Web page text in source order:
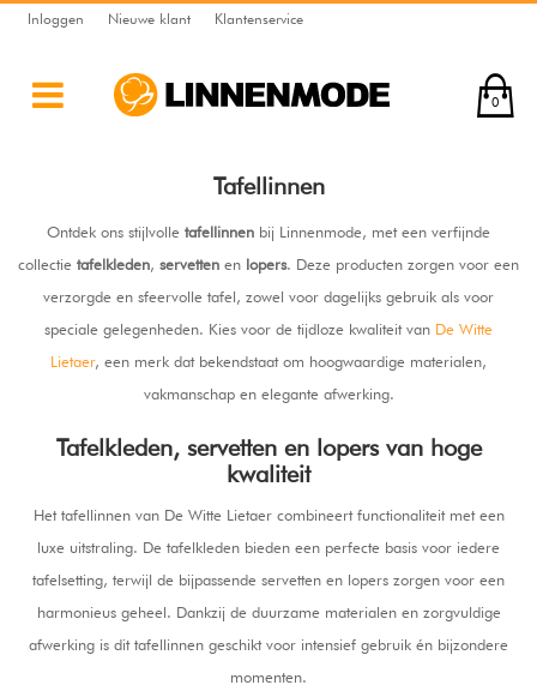
Inloggen Nieuwe klant Klantenservice
0
Tafellinnen
Ontdek ons stijlvolle tafellinnen bij Linnenmode, met een verfijnde
collectie tafelkleden, servetten en lopers. Deze producten zorgen voor een
verzorgde en sfeervolle tafel, zowel voor dagelijks gebruik als voor
speciale gelegenheden. Kies voor de tijdloze kwaliteit van De Witte
Lietaer, een merk dat bekendstaat om hoogwaardige materialen,
vakmanschap en elegante afwerking.
Tafel­kleden, servetten en lopers van hoge
kwaliteit
Het tafellinnen van De Witte Lietaer combineert functionaliteit met een
luxe uitstraling. De tafel­kleden bieden een perfecte basis voor iedere
tafelsetting, terwijl de bijpassende servetten en lopers zorgen voor een
harmonieus geheel. Dankzij de duurzame materialen en zorgvuldige
afwerking is dit tafellinnen geschikt voor intensief gebruik én bijzondere
momenten.